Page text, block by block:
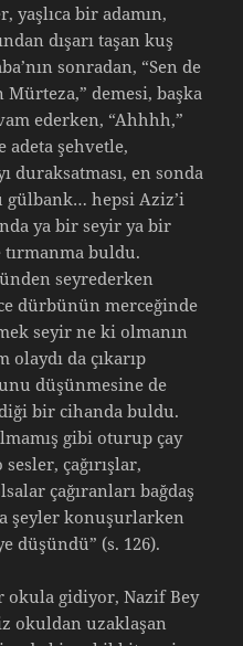
yaşlıca bir adamın,
dışarı taşan kuş
sonradan, “Sen de
demesi, başka
ederken, “Ahhhh,”
adeta şehvetle,
duraksatması, en sonda
gülbank… hepsi Aziz’i
ya bir seyir ya bir
buldu.
seyrederken
dürbünün merceğinde
seyir ne ki olmanın
olaydı da çıkarıp
düşünmesine de
bir cihanda buldu.
gibi oturup çay
çağırışlar,
çağıranları bağdaş
şeyler konuşurlarken
düşündü” (s. 126).
okula gidiyor, Nazif Bey
okuldan uzaklaşan